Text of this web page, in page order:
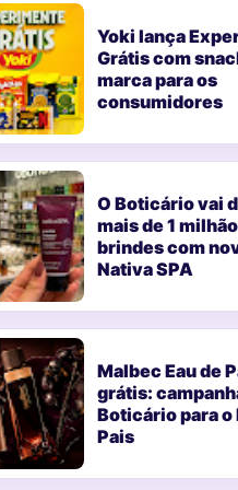
Yoki lança
Grátis com
marca para os
consumidores
O Boticário vai
mais de 1
brindes com
Nativa SPA
Malbec Eau de
grátis:
Boticário para o
Pais